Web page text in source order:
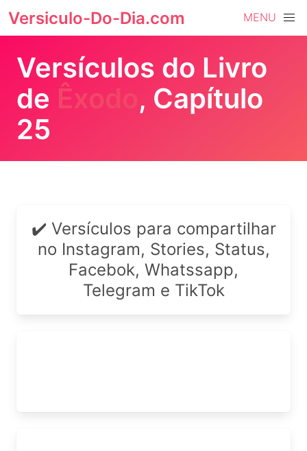
Versiculo-Do-Dia.com MENU
Versículos do Livro
de Êxodo, Capítulo
25
✔️ Versículos para compartilhar
no Instagram, Stories, Status,
Facebok, Whatssapp,
Telegram e TikTok